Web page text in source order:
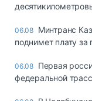
06.08 Минтранс
поднимет плату
06.08 Первая
федеральной